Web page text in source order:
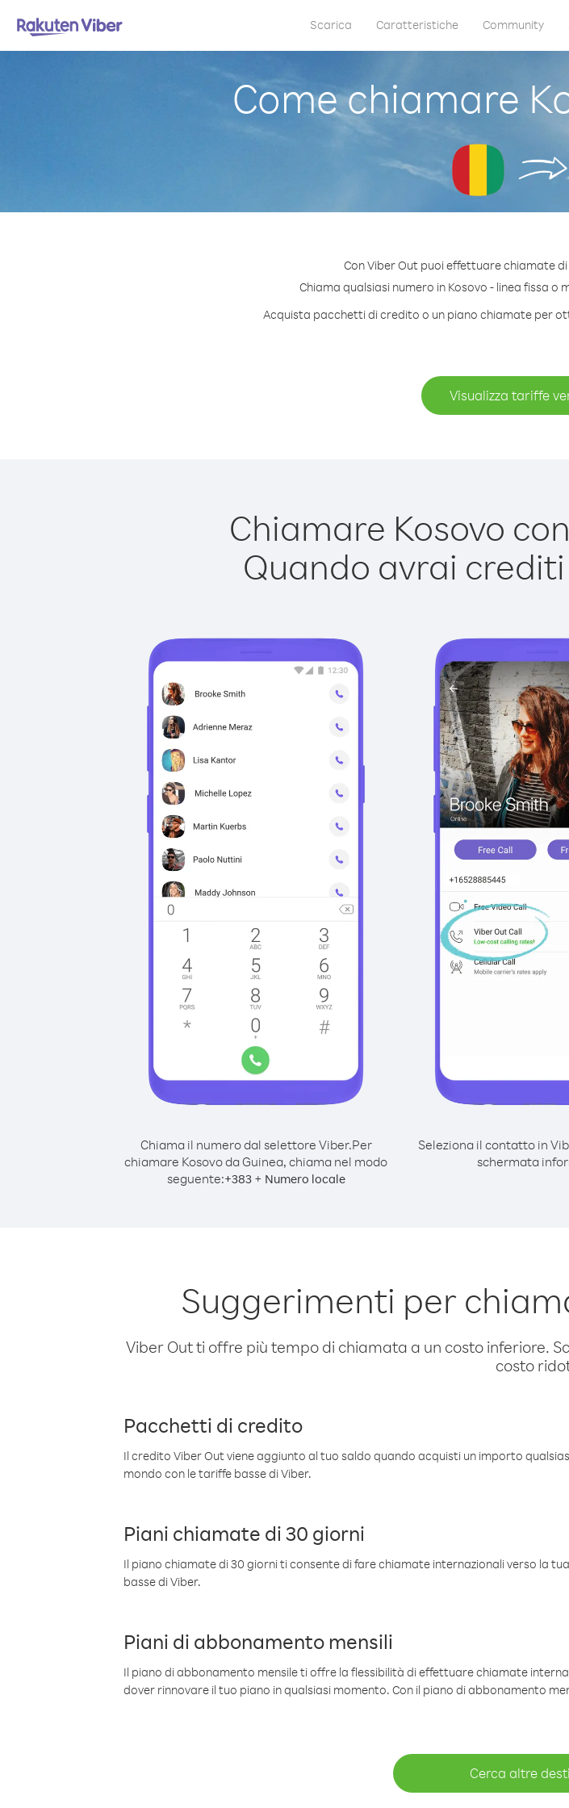
Scarica Caratteristiche Community
Come chiamare
Con Viber Out puoi effettuare chiamate
Chiama qualsiasi numero in Kosovo - linea fissa o
Acquista pacchetti di credito o un piano chiamate per
Visualizza tariffe
Chiamare Kosovo
Quando avrai
Chiama il numero dal selettore Viber.Per
chiamare Kosovo da Guinea, chiama nel modo
seguente:+383+ Numero locale
Seleziona il contatto in
schermata
Suggerimenti per
Viber Out ti offre più tempo di chiamata a un costo inferiore.
costo
Pacchetti di credito
Il credito Viber Out viene aggiunto al tuo saldo quando acquisti un importo
mondo con le tariffe basse di Viber.
Piani chiamate di 30 giorni
Il piano chiamate di 30 giorni ti consente di fare chiamate internazionali verso la
basse di Viber.
Piani di abbonamento mensili
Il piano di abbonamento mensile ti offre la flessibilità di effettuare chiamate
dover rinnovare il tuo piano in qualsiasi momento. Con il piano di abbonamento
Cerca altre